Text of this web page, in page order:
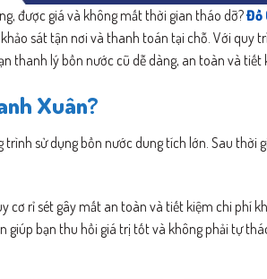
được giá và không mất thời gian tháo dỡ?Đồ
sát tận nơi và thanh toán tại chỗ. Với quy
thanh lý bồn nước cũ dễ dàng, an toàn và tiết
Xuân?
sử dụng bồn nước dung tích lớn. Sau thời
cơ rỉ sét gây mất an toàn và tiết kiệm chi phí
giúp bạn thu hồi giá trị tốt và không phải tự